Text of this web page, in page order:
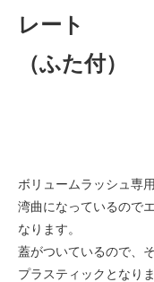
レート
（ふた付）
ボリュームラッシュ専
湾曲になっているので
なります。
蓋がついているので、
プラスティックとなりま